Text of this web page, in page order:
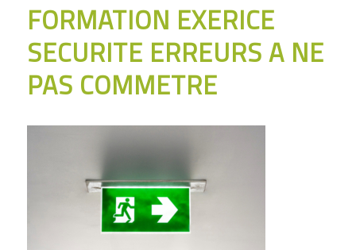
FORMATION EXERICE
SECURITE ERREURS A NE
PAS COMMETRE